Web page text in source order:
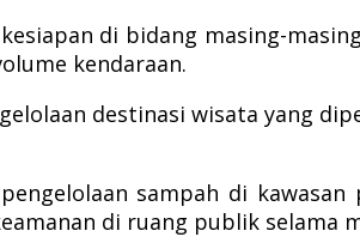
di bidang masing-
kendaraan.
destinasi wisata yang
sampah di
di ruang publik selama